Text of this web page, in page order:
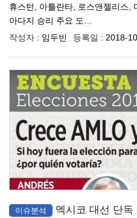
휴스턴, 아틀란타, 로스앤젤리스,
아다지 승리 주요 도…
작성자 : 임두빈 등록일 : 2018-
이슈분석
멕시코 대선 단